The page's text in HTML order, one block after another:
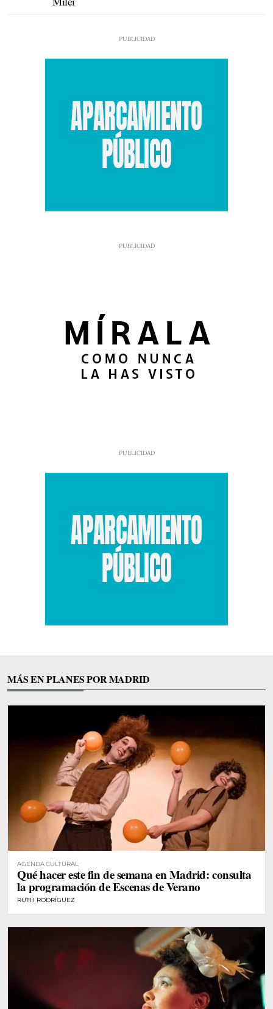
MÁS EN PLANES POR MADRID
AGENDA CULTURAL
Qué hacer este fin de semana en Madrid: consulta
la programación de Escenas de Verano
RUTH RODRÍGUEZ